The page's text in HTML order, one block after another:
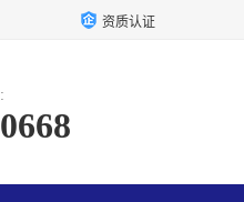
资质认证